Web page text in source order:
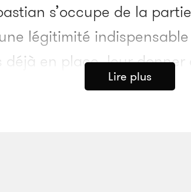
s’occupe de la
légitimité
en place, leur donner
on pourrait me dire
en finale face à la
Lire plus